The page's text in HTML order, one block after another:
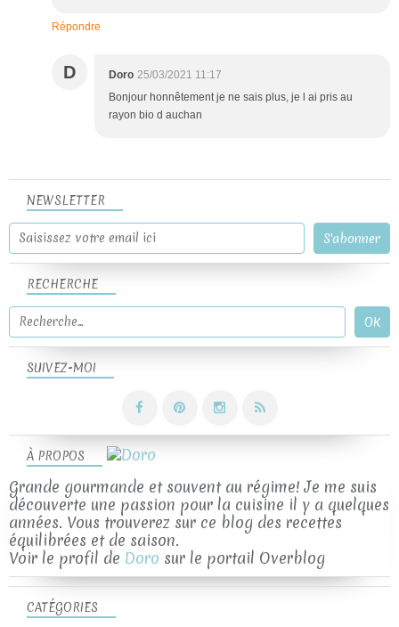
Répondre
D Doro 25/03/2021 11:17
Bonjour honnêtement je ne sais plus, je l ai pris au
rayon bio d auchan
NEWSLETTER
SUIVEZ-MOI
RECHERCHE
À PROPOS
Grande gourmande et souvent au régime! Je me suis
découverte une passion pour la cuisine il y a quelques
années. Vous trouverez sur ce blog des recettes
équilibrées et de saison.
Voir le profil de Doro sur le portail Overblog
CATÉGORIES